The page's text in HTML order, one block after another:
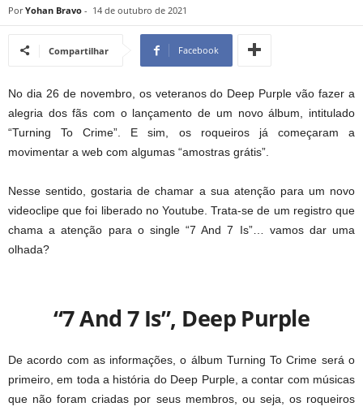
Por Yohan Bravo - 14 de outubro de 2021
Compartilhar Facebook
No dia 26 de novembro, os veteranos do Deep Purple vão fazer a
alegria dos fãs com o lançamento de um novo álbum, intitulado
“Turning To Crime”. E sim, os roqueiros já começaram a
movimentar a web com algumas “amostras grátis”.
Nesse sentido, gostaria de chamar a sua atenção para um novo
videoclipe que foi liberado no Youtube. Trata-se de um registro que
chama a atenção para o single “7 And 7 Is”… vamos dar uma
olhada?
“7 And 7 Is”, Deep Purple
De acordo com as informações, o álbum Turning To Crime será o
primeiro, em toda a história do Deep Purple, a contar com músicas
que não foram criadas por seus membros, ou seja, os roqueiros